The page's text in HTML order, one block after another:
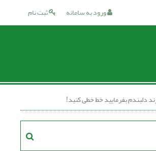
ثبت نام ورود به سامانه
دلبندم بفرمایید خط خطی کنید!